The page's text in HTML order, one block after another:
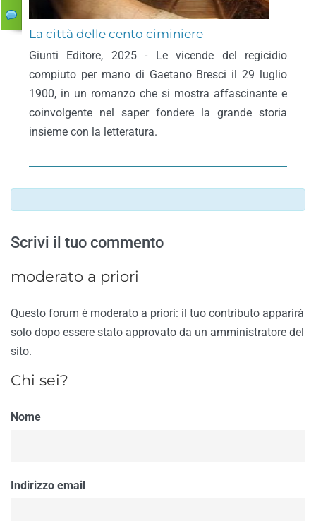
La città delle cento ciminiere
Giunti Editore, 2025 - Le vicende del regicidio
compiuto per mano di Gaetano Bresci il 29 luglio
1900, in un romanzo che si mostra affascinante e
coinvolgente nel saper fondere la grande storia
insieme con la letteratura.
Scrivi il tuo commento
moderato a priori
Questo forum è moderato a priori: il tuo contributo apparirà
solo dopo essere stato approvato da un amministratore del
sito.
Chi sei?
Nome
Indirizzo email